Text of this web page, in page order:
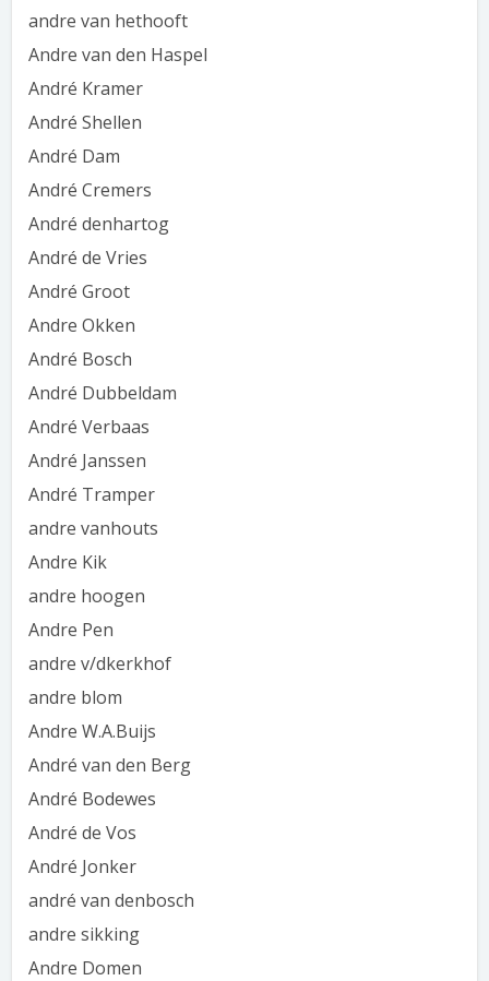
andre van hethooft
Andre van den Haspel
André Kramer
André Shellen
André Dam
André Cremers
André denhartog
André de Vries
André Groot
Andre Okken
André Bosch
André Dubbeldam
André Verbaas
André Janssen
André Tramper
andre vanhouts
Andre Kik
andre hoogen
Andre Pen
andre v/dkerkhof
andre blom
Andre W.A.Buijs
André van den Berg
André Bodewes
André de Vos
André Jonker
andré van denbosch
andre sikking
Andre Domen